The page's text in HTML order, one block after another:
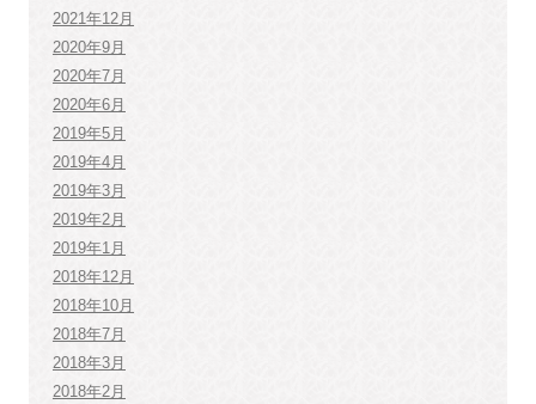
2021年12月
2020年9月
2020年7月
2020年6月
2019年5月
2019年4月
2019年3月
2019年2月
2019年1月
2018年12月
2018年10月
2018年7月
2018年3月
2018年2月